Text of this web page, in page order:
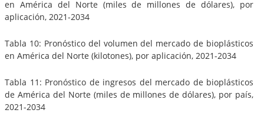
en América del Norte (miles de millones de dólares), por
aplicación, 2021-2034
Tabla 10: Pronóstico del volumen del mercado de bioplásticos
en América del Norte (kilotones), por aplicación, 2021-2034
Tabla 11: Pronóstico de ingresos del mercado de bioplásticos
de América del Norte (miles de millones de dólares), por país,
2021-2034